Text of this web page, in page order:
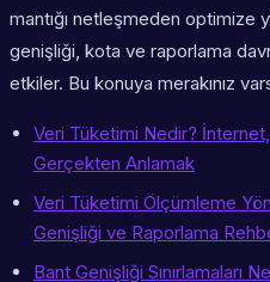
mantığı netleşmeden optimize
genişliği, kota ve raporlama
etkiler. Bu konuya merakınız
Veri Tüketimi Nedir? İnternet,
Gerçekten Anlamak
Veri Tüketimi Ölçümleme
Genişliği ve Raporlama
Bant Genişliği Sınırlamaları